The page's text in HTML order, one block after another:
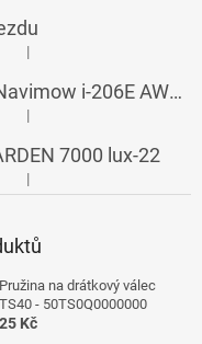
je 5 z 5 hvězdiček.
|
SEGWAY Navimow i-206E AWD RTK
je 5 z 5 hvězdiček.
|
7000 lux-22
je 5 z 5 hvězdiček.
|
Pružina na drátkový válec
TS40 - 50TS0Q0000000
25 Kč